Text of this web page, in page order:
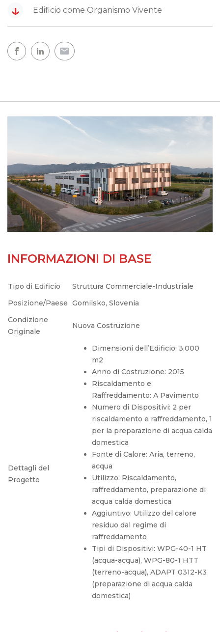
↓ Edificio come Organismo Vivente
INFORMAZIONI DI BASE
Tipo di Edificio
Struttura Commerciale-Industriale
Posizione/Paese Gomilsko, Slovenia
Condizione
Originale
Nuova Costruzione
Dettagli del
Progetto
Dimensioni dell’Edificio: 3.000
m2
Anno di Costruzione: 2015
Riscaldamento e
Raffreddamento: A Pavimento
Numero di Dispositivi: 2 per
riscaldamento e raffreddamento, 1
per la preparazione di acqua calda
domestica
Fonte di Calore: Aria, terreno,
acqua
Utilizzo: Riscaldamento,
raffreddamento, preparazione di
acqua calda domestica
Aggiuntivo: Utilizzo del calore
residuo dal regime di
raffreddamento
Tipi di Dispositivi: WPG-40-1 HT
(acqua-acqua), WPG-80-1 HTT
(terreno-acqua), ADAPT 0312-K3
(preparazione di acqua calda
domestica)